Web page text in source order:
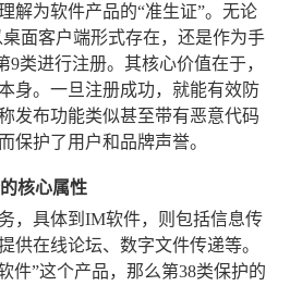
解为软件产品的“准生证”。无论
面客户端形式存在，还是作为手
类进行注册。其核心价值在于，
身。一旦注册成功，就能有效防
发布功能类似甚至带有恶意代码
保护了用户和品牌声誉。
核心属性
，具体到IM软件，则包括信息传
供在线论坛、数字文件传递等。
件”这个产品，那么第38类保护的